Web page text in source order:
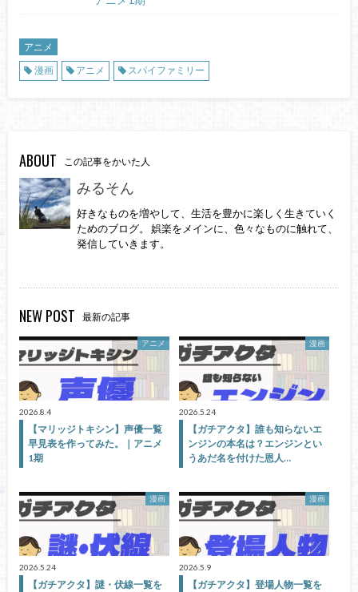
アニメ
漫画
アニメ スパイファミリー
ABOUT この記事をかいた人
みるそん
好きなものを増やして、生活を豊かに楽しく生きていく
ためのブログ。 娯楽をメインに、色々なものに触れて、
発信していきます。
NEW POST 最新の記事
アニメ
2026.8.4
【マリッジトキシン】声優一覧
早見表を作ってみた。｜アニメ
1期
漫画
2026.5.24
【ガチアクタ】誰も知らないエ
ンジンの本名は？エンジンとい
うあだ名を付けた恩人…
漫画
2026.5.24
【ガチアクタ】謎・伏線一覧を
漫画
2026.5.9
【ガチアクタ】登場人物一覧を